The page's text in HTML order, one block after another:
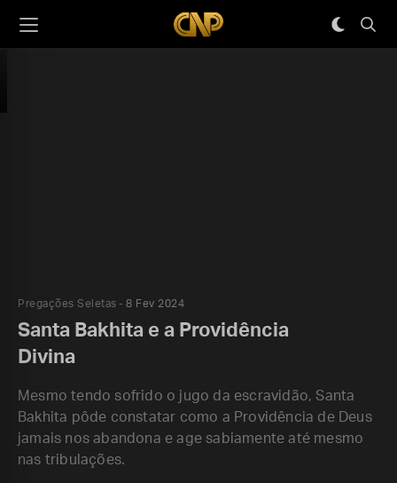
Pregações Seletas 8 Fev 2024
Santa Bakhita e a Providência
Divina
Mesmo tendo sofrido o jugo da escravidão, Santa
Bakhita pôde constatar como a Providência de Deus
jamais nos abandona e age sabiamente até mesmo
nas tribulações.